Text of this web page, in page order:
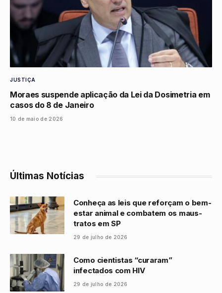
JUSTIÇA
Moraes suspende aplicação da Lei da Dosimetria em
casos do 8 de Janeiro
10 de maio de 2026
Últimas Notícias
Conheça as leis que reforçam o bem-
estar animal e combatem os maus-
tratos em SP
29 de julho de 2026
Como cientistas “curaram”
infectados com HIV
29 de julho de 2026